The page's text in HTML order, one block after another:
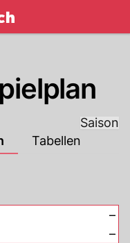
Saison
Tabellen
–
–